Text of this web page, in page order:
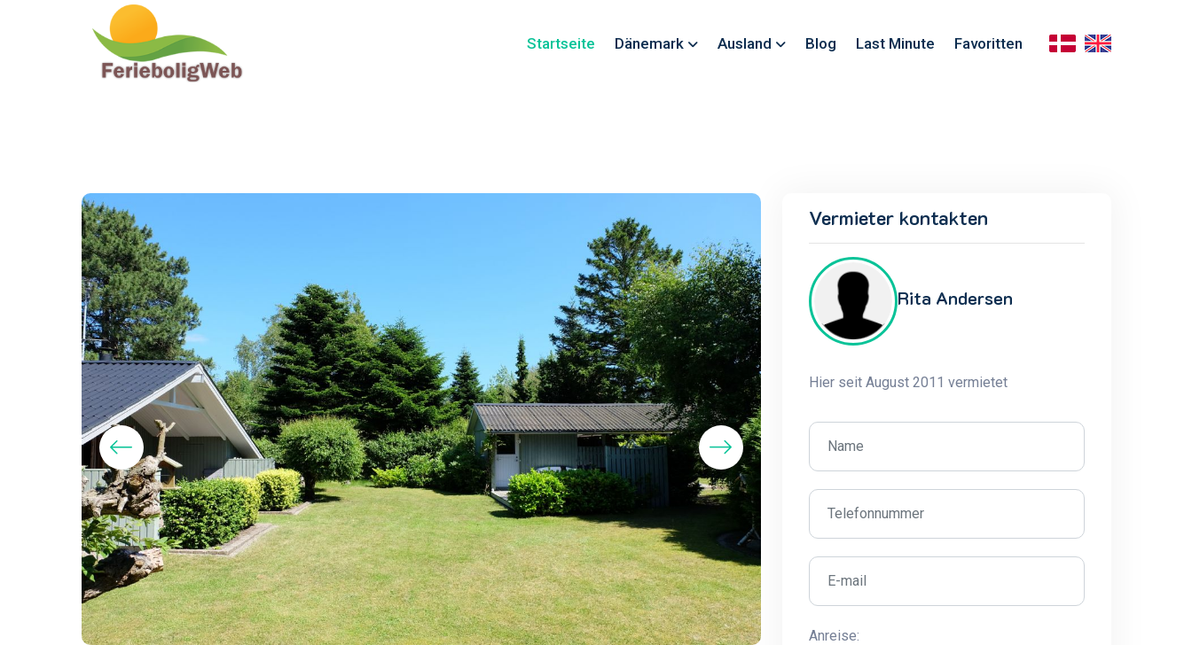
Startseite Dänemark Ausland Blog Last Minute Favoritten
Vermieter kontakten
Rita Andersen
Hier seit August 2011 vermietet
Anreise: